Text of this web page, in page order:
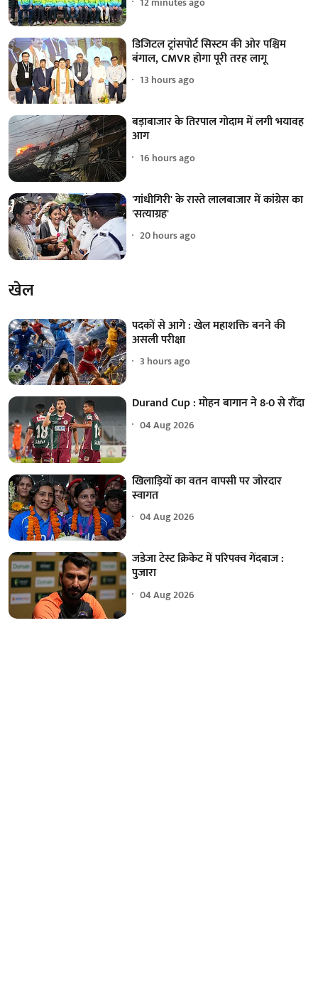
डिजिटल ट्रांसपोर्ट सिस्टम की ओर पश्चिम
बंगाल, CMVR होगा पूरी तरह लागू
13 hours ago
बड़ाबाजार के तिरपाल गोदाम में लगी भयावह
आग
16 hours ago
'गांधीगिरी' के रास्ते लालबाजार में कांग्रेस का
'सत्याग्रह'
20 hours ago
खेल
पदकों से आगे : खेल महाशक्ति बनने की
असली परीक्षा
3 hours ago
Durand Cup : मोहन बागान ने 8-0 से रौंदा
04 Aug 2026
खिलाड़ियों का वतन वापसी पर जोरदार
स्वागत
04 Aug 2026
जडेजा टेस्ट क्रिकेट में परिपक्व गेंदबाज :
पुजारा
04 Aug 2026